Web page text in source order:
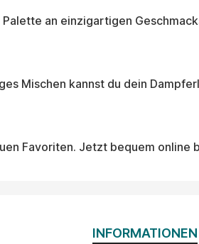
an einzigartigen
Mischen kannst du dein
Favoriten. Jetzt bequem online
INFORMATIONEN